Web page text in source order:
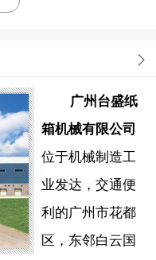
广州台盛纸
箱机械有限公司
位于机械制造工
业发达，交通便
利的广州市花都
区，东邻白云国